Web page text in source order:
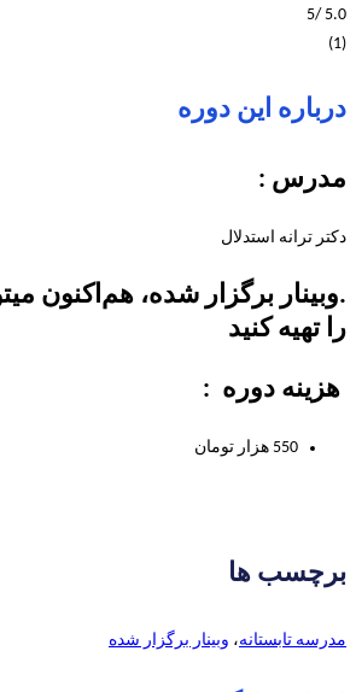
5.0
/5
(1)
درباره این دوره
مدرس :
دکتر ترانه استدلال
.وبینار برگزار شده، هم‌اکنون
را تهیه کنید
هزینه دوره :
550 هزار تومان
برچسب ها
مدرسه تابستانه، وبینار برگزار شده